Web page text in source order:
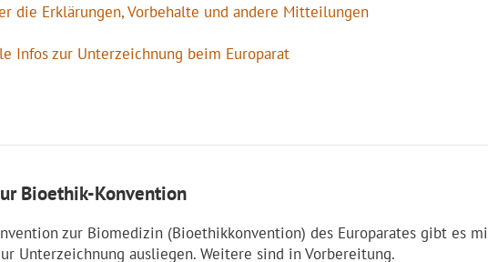
die Erklärungen, Vorbehalte und andere Mitteilungen
Infos zur Unterzeichnung beim Europarat
Bioethik-Konvention
zur Biomedizin (Bioethikkonvention) des Europarates gibt es
Unterzeichnung ausliegen. Weitere sind in Vorbereitung.